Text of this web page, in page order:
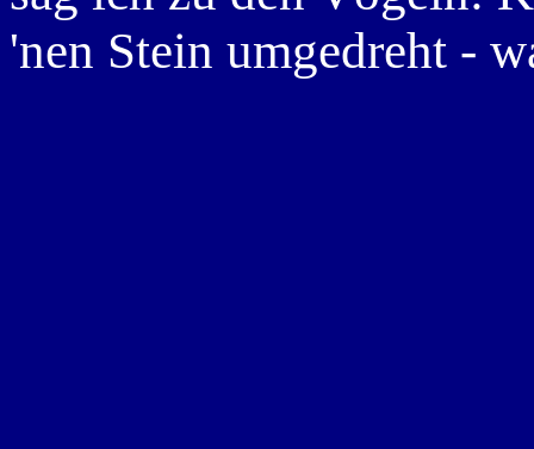
'nen Stein umgedreht -